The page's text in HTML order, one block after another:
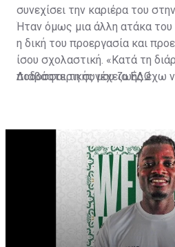
συνεχίσει την καριέρα του
Ήταν όμως μια άλλη ατάκα
η δική του προεργασία και
ίσου σχολαστική. «Κατά τη
ποδοσφαιρικής μου ζωής έχω
31χρονος άσος.
Διαβάστε τη συνέχειαΕΔΩ